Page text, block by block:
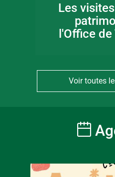
Les
l'Office
Voir toutes